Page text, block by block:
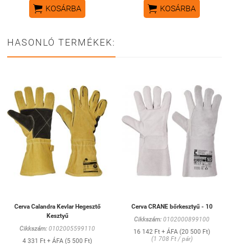
 KOSÁRBA  KOSÁRBA
HASONLÓ TERMÉKEK:
Cerva Calandra Kevlar Hegesztő
Kesztyű
Cikkszám: 0102005599110
4 331 Ft + ÁFA (5 500 Ft)
Cerva CRANE bőrkesztyű - 10
Cikkszám: 0102000899100
16 142 Ft + ÁFA (20 500 Ft)
(1 708 Ft / pár)